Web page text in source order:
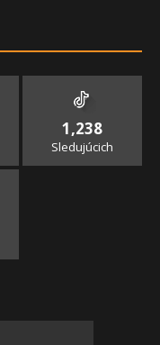
1,238
Sledujúcich